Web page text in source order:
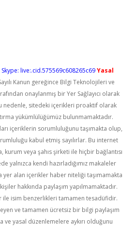
Skype: live:.cid.575569c608265c69Yasal
Kanun gereğince Bilgi Teknolojileri ve
onaylanmış bir Yer Sağlayıcı olarak
nedenle, sitedeki içerikleri proaktif olarak
yükümlülüğümüz bulunmamaktadır.
içeriklerin sorumluluğunu taşımakta olup,
kabul etmiş sayılırlar. Bu internet
veya şahıs şirketi ile hiçbir bağlantısı
yalnızca kendi hazırladığımız makaleler
yer alan içerikler haber niteliği taşımamakta
hakkında paylaşım yapılmamaktadır.
ile isim benzerlikleri tamamen tesadüfidir.
ve tamamen ücretsiz bir bilgi paylaşım
ve yasal düzenlemelere aykırı olduğunu